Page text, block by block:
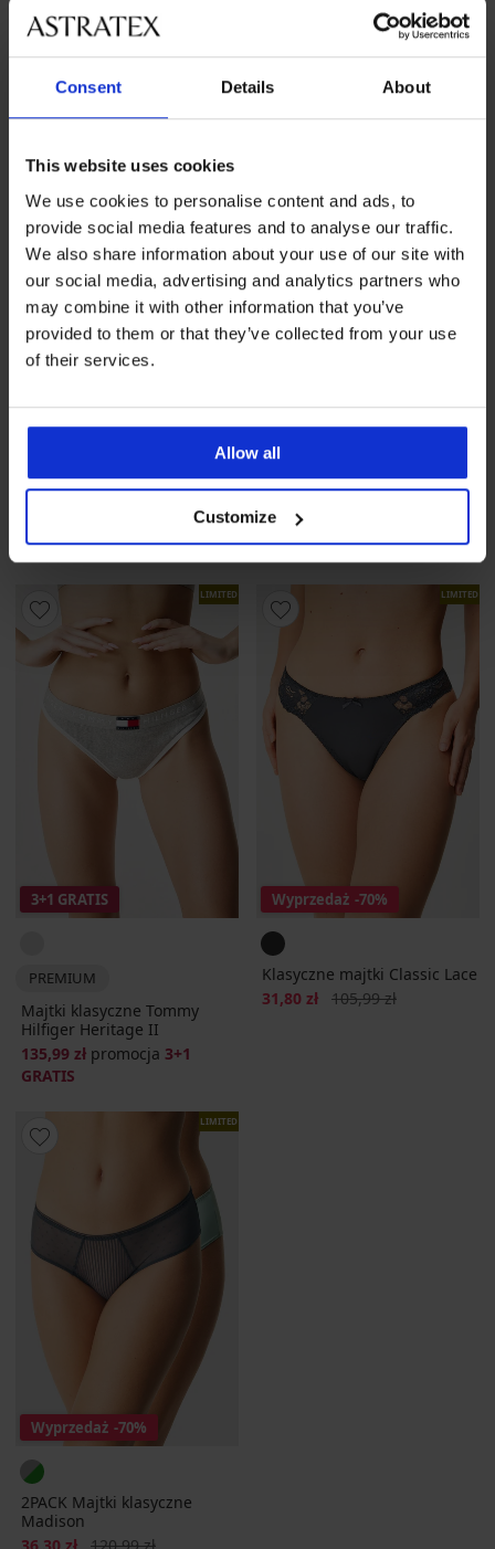
Consent Details About
This website uses cookies
We use cookies to personalise content and ads, to
provide social media features and to analyse our traffic.
We also share information about your use of our site with
our social media, advertising and analytics partners who
may combine it with other information that you’ve
provided to them or that they’ve collected from your use
of their services.
Allow all
Customize
Majtki klasyczne Sloggi ZERO
Feel Bliss High Leg
Majtki klasyczne FILA
Underwear Grey
GRATIS
LIMITED
3+1 GRATIS
PREMIUM
Majtki klasyczne Tommy
Hilfiger Heritage II
135,99 zł promocja 3+1
GRATIS
LIMITED
Wyprzedaż -70%
Klasyczne majtki Classic Lace
Zniżka
31,80 zł Pierwotna cena
105,99 zł
LIMITED
Wyprzedaż -70%
2PACK Majtki klasyczne
Madison
Zniżka
Pierwotna cena